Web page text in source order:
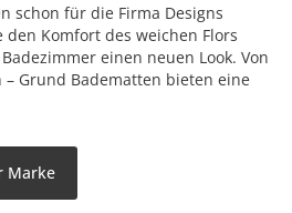
schon für die Firma Designs
den Komfort des weichen Flors
einen neuen Look. Von
– Grund Badematten bieten eine
Marke